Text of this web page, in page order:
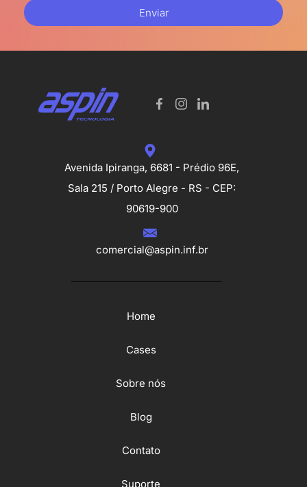
Enviar
Avenida Ipiranga, 6681 - Prédio 96E,
Sala 215 / Porto Alegre - RS - CEP:
90619-900
comercial@aspin.inf.br
Home
Cases
Sobre nós
Blog
Contato
Suporte